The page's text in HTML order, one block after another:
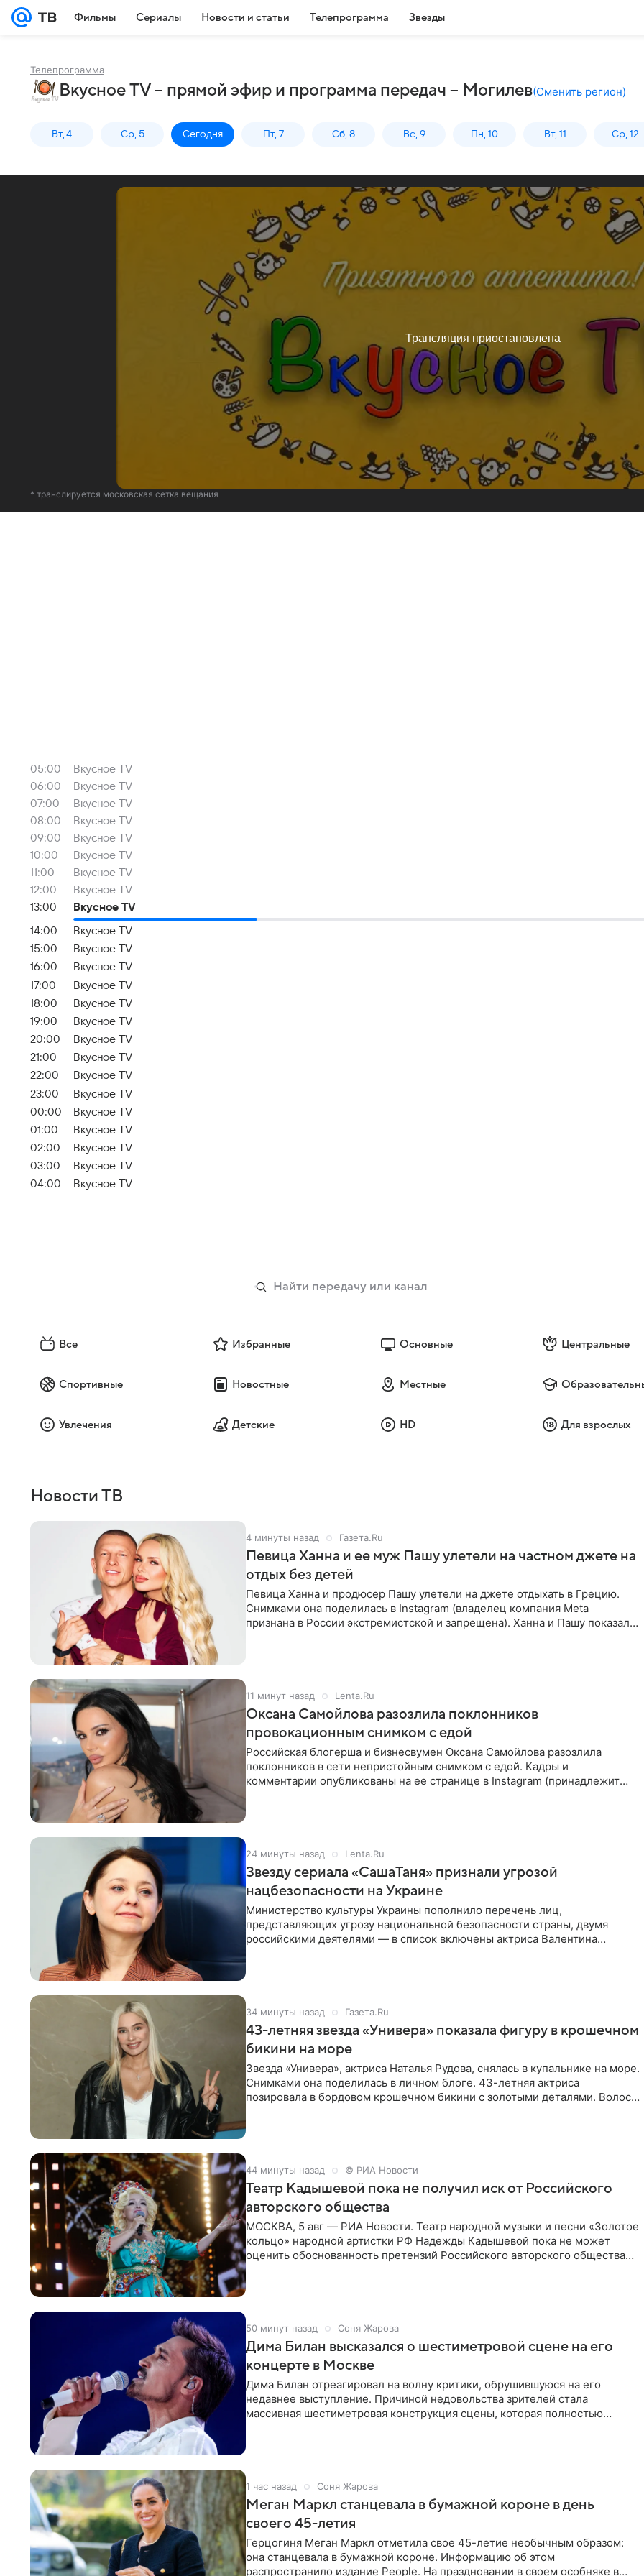
Фильмы Сериалы Новости и статьи Телепрограмма Звезды
Телепрограмма
Вкусное TV – прямой эфир и программа передач – Могилев(Сменить регион)
Вт, 4 Ср, 5 Сегодня Пт, 7 Сб, 8 Вс, 9 Пн, 10 Вт, 11 Ср, 12
* транслируется московская сетка вещания
05:00
Вкусное TV
06:00
Вкусное TV
07:00
Вкусное TV
08:00
Вкусное TV
09:00
Вкусное TV
10:00
Вкусное TV
11:00
Вкусное TV
12:00
Вкусное TV
13:00
Вкусное TV
14:00
Вкусное TV
15:00
Вкусное TV
16:00
Вкусное TV
17:00
Вкусное TV
18:00
Вкусное TV
19:00
Вкусное TV
20:00
Вкусное TV
21:00
Вкусное TV
22:00
Вкусное TV
23:00
Вкусное TV
00:00
Вкусное TV
01:00
Вкусное TV
02:00
Вкусное TV
03:00
Вкусное TV
04:00
Вкусное TV
Все Избранные Основные Центральные
Спортивные Новостные Местные
Увлечения Детские HD Для взрослых
Новости ТВ
4 минуты назад Газета.Ru
Певица Ханна и ее муж Пашу улетели на частном джете на
отдых без детей
Певица Ханна и продюсер Пашу улетели на джете отдыхать в Грецию.
Снимками она поделилась в Instagram (владелец компания Meta
признана в России экстремистской и запрещена). Ханна и Пашу показали
11 минут назад Lenta.Ru
Оксана Самойлова разозлила поклонников
провокационным снимком с едой
Российская блогерша и бизнесвумен Оксана Самойлова разозлила
поклонников в сети непристойным снимком с едой. Кадры и
комментарии опубликованы на ее странице в Instagram (принадлежит
24 минуты назад Lenta.Ru
Звезду сериала «СашаТаня» признали угрозой
нацбезопасности на Украине
Министерство культуры Украины пополнило перечень лиц,
представляющих угрозу национальной безопасности страны, двумя
российскими деятелями — в список включены актриса Валентина
34 минуты назад Газета.Ru
43-летняя звезда «Универа» показала фигуру в крошечном
бикини на море
Звезда «Универа», актриса Наталья Рудова, снялась в купальнике на море.
Снимками она поделилась в личном блоге. 43-летняя актриса
позировала в бордовом крошечном бикини с золотыми деталями. Волосы
44 минуты назад © РИА Новости
Театр Кадышевой пока не получил иск от Российского
авторского общества
МОСКВА, 5 авг — РИА Новости. Театр народной музыки и песни «Золотое
кольцо» народной артистки РФ Надежды Кадышевой пока не может
оценить обоснованность претензий Российского авторского общества
50 минут назад Соня Жарова
Дима Билан высказался о шестиметровой сцене на его
концерте в Москве
Дима Билан отреагировал на волну критики, обрушившуюся на его
недавнее выступление. Причиной недовольства зрителей стала
массивная шестиметровая конструкция сцены, которая полностью
1 час назад Соня Жарова
Меган Маркл станцевала в бумажной короне в день
своего 45-летия
Герцогиня Меган Маркл отметила свое 45-летие необычным образом:
она станцевала в бумажной короне. Информацию об этом
распространило издание People. На праздновании в своем особняке в